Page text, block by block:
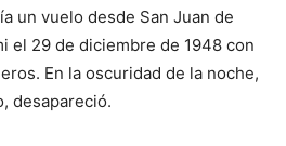
un vuelo desde San Juan de
el 29 de diciembre de 1948 con
En la oscuridad de la noche,
desapareció.